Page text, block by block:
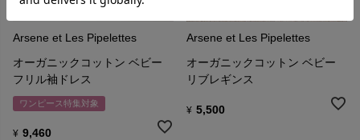
Arsene et Les Pipelettes
オーガニックコットン ベビー
フリル袖ドレス
ワンピース特集対象
¥ 9,460
Arsene et Les Pipelettes
オーガニックコットン ベビー
リブレギンス
¥ 5,500